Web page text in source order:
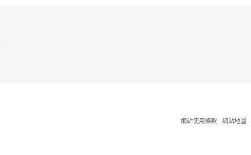
網站使用條款 網站地圖